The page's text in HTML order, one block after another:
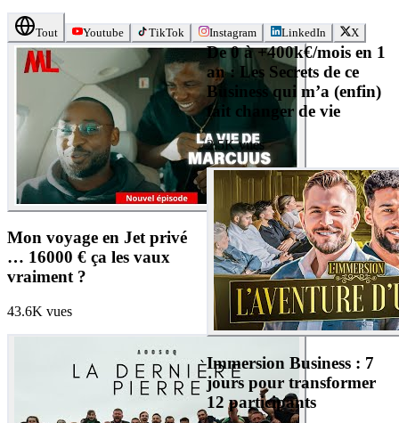
Tout Youtube TikTok Instagram LinkedIn X
Mon voyage en Jet privé
… 16000 € ça les vaux
vraiment ?
43.6K vues
De 0 à +400k€/mois en 1
an : Les Secrets de ce
Business qui m’a (enfin)
fait changer de vie
2.5K vues
Immersion Business : 7
jours pour transformer
12 participants